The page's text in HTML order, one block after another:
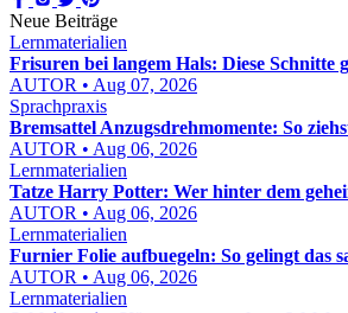
Neue Beiträge
Lernmaterialien
Frisuren bei langem Hals: Diese Schnitte
AUTOR • Aug 07, 2026
Sprachpraxis
Bremsattel Anzugsdrehmomente: So
AUTOR • Aug 06, 2026
Lernmaterialien
Tatze Harry Potter: Wer hinter dem
AUTOR • Aug 06, 2026
Lernmaterialien
Furnier Folie aufbuegeln: So gelingt das
AUTOR • Aug 06, 2026
Lernmaterialien